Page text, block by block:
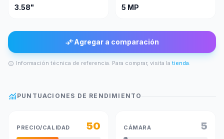
3.58" 5 MP
compare_arrowsAgregar a comparación
info Información técnica de referencia. Para comprar, visita la tienda.
monitoring PUNTUACIONES DE RENDIMIENTO
PRECIO/CALIDAD 50 CÁMARA 5